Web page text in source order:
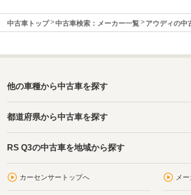
中古車トップ 中古車検索：メーカー一覧 アウディの中
他の車種から中古車を探す
都道府県から中古車を探す
RS Q3の中古車を地域から探す
カーセンサートップへ メ